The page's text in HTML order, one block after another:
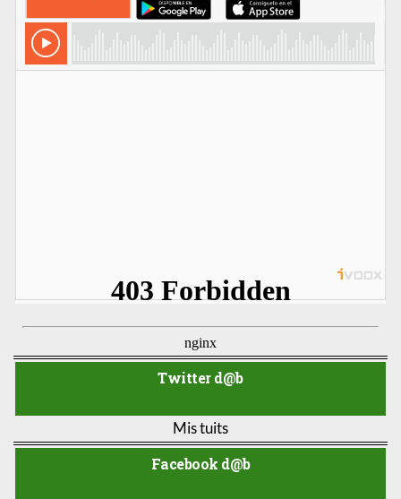
Twitter d@b
Mis tuits
Facebook d@b